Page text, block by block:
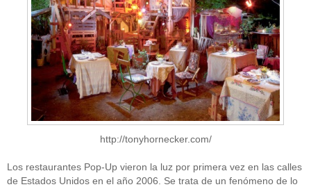
http://tonyhornecker.com/
Los restaurantes Pop-Up vieron la luz por primera vez en las calles
de Estados Unidos en el año 2006. Se trata de un fenómeno de lo